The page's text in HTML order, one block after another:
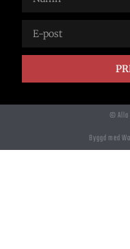
© Alla
Byggd med